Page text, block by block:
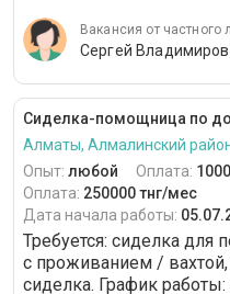
Вакансия от частного
Сергей
Сиделка-помощница по
Алматы, Алмалинский
Опыт: любой Оплата:
Оплата: 250000 тнг/мес
Дата начала работы:
Требуется: сиделка для
с проживанием /
сиделка. График работы: